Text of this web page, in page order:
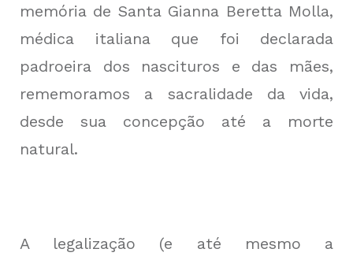
memória de Santa Gianna Beretta Molla,
médica italiana que foi declarada
padroeira dos nascituros e das mães,
rememoramos a sacralidade da vida,
desde sua concepção até a morte
natural.
A legalização (e até mesmo a